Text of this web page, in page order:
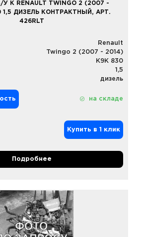
К RENAULT TWINGO 2 (2007 -
1,5 ДИЗЕЛЬ КОНТРАКТНЫЙ, АРТ.
426RLT
Renault
Twingo 2 (2007 - 2014)
K9K 830
1,5
дизель
на складе
Купить в 1 клик
Подробнее